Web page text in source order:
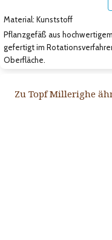
Material: Kunststoff
Pflanzgefäß aus
gefertigt im
Oberfläche.
Zu Topf Millerighe